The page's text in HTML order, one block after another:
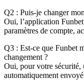
Q2 : Puis-je changer
Oui, l’application
paramètres de compte,
Q3 : Est-ce que Funbet
changement ?
Oui, pour votre sécurité,
automatiquement